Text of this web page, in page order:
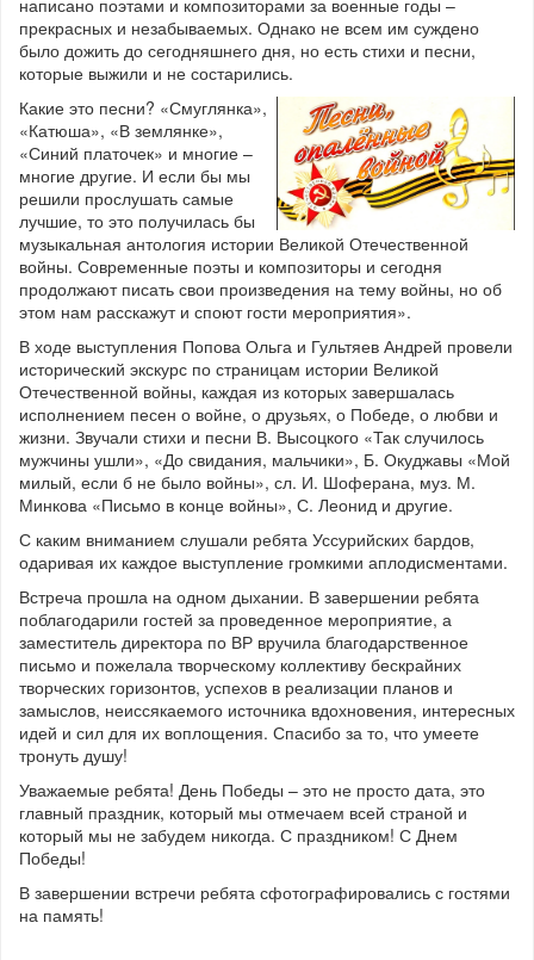
написано поэтами и композиторами за военные годы –
прекрасных и незабываемых. Однако не всем им суждено
было дожить до сегодняшнего дня, но есть стихи и песни,
которые выжили и не состарились.
Какие это песни? «Смуглянка»,
«Катюша», «В землянке»,
«Синий платочек» и многие –
многие другие. И если бы мы
решили прослушать самые
лучшие, то это получилась бы
музыкальная антология истории Великой Отечественной
войны. Современные поэты и композиторы и сегодня
продолжают писать свои произведения на тему войны, но об
этом нам расскажут и споют гости мероприятия».
В ходе выступления Попова Ольга и Гультяев Андрей провели
исторический экскурс по страницам истории Великой
Отечественной войны, каждая из которых завершалась
исполнением песен о войне, о друзьях, о Победе, о любви и
жизни. Звучали стихи и песни В. Высоцкого «Так случилось
мужчины ушли», «До свидания, мальчики», Б. Окуджавы «Мой
милый, если б не было войны», сл. И. Шоферана, муз. М.
Минкова «Письмо в конце войны», С. Леонид и другие.
С каким вниманием слушали ребята Уссурийских бардов,
одаривая их каждое выступление громкими аплодисментами.
Встреча прошла на одном дыхании. В завершении ребята
поблагодарили гостей за проведенное мероприятие, а
заместитель директора по ВР вручила благодарственное
письмо и пожелала творческому коллективу бескрайних
творческих горизонтов, успехов в реализации планов и
замыслов, неиссякаемого источника вдохновения, интересных
идей и сил для их воплощения. Спасибо за то, что умеете
тронуть душу!
Уважаемые ребята! День Победы – это не просто дата, это
главный праздник, который мы отмечаем всей страной и
который мы не забудем никогда. С праздником! С Днем
Победы!
В завершении встречи ребята сфотографировались с гостями
на память!